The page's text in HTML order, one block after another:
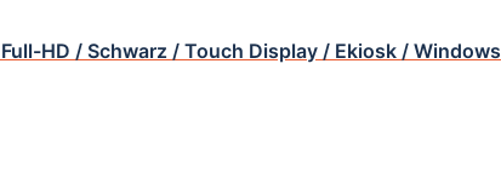
HD / Schwarz / Touch Display / Ekiosk / Windows